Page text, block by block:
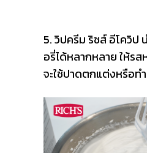
5. วิปครีม ริชส์ อีโควิป น
อรี่ได้หลากหลาย ให้ร
จะใช้ปาดตกแต่งหรือท